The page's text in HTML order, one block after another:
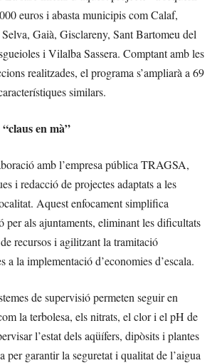
euros i abasta municipis com Calaf,
Gaià, Gisclareny, Sant Bartomeu del
i Vilalba Sassera. Comptant amb les
realitzades, el programa s’ampliarà a 69
similars.
en mà”
amb l’empresa pública TRAGSA,
i redacció de projectes adaptats a les
Aquest enfocament simplifica
per als ajuntaments, eliminant les dificultats
recursos i agilitzant la tramitació
a la implementació d’economies d’escala.
de supervisió permeten seguir en
la terbolesa, els nitrats, el clor i el pH de
l’estat dels aqüífers, dipòsits i plantes
per garantir la seguretat i qualitat de l’aigua